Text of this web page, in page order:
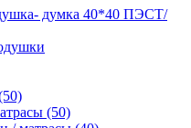
думка 40*40 ПЭСТ/
(50)